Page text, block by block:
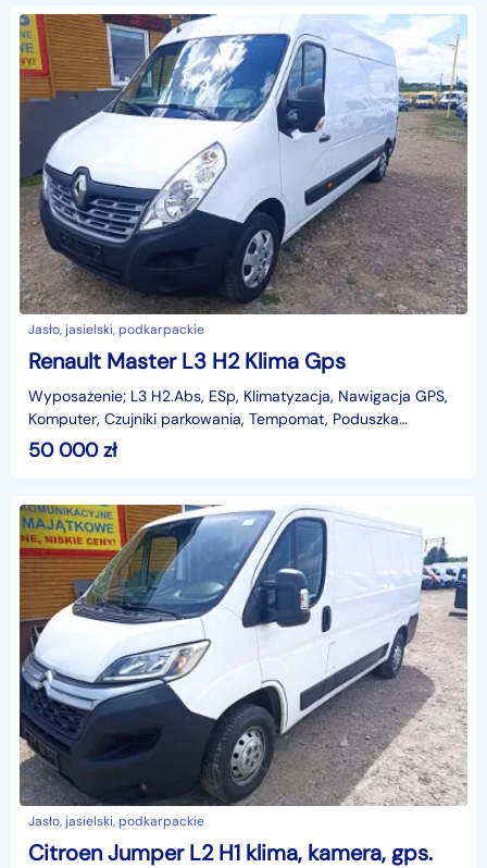
Jasło, jasielski, podkarpackie
Renault Master L3 H2 Klima Gps
Wyposażenie; L3 H2.Abs, ESp, Klimatyzacja, Nawigacja GPS,
Komputer, Czujniki parkowania, Tempomat, Poduszka
powietrzna kierowcy ,Elektryczne szyby, lusterka -o
50 000zł
Jasło, jasielski, podkarpackie
Citroen Jumper L2 H1 klima, kamera, gps.